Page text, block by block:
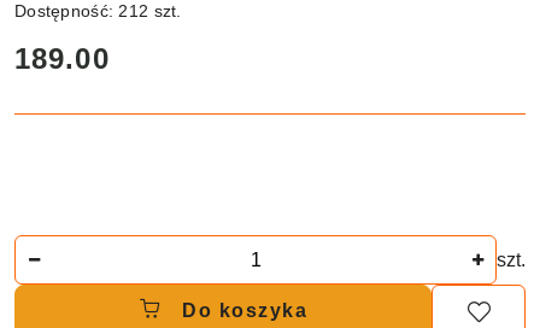
Dostępność: 212 szt.
cena:
189.00
szt.
Do koszyka